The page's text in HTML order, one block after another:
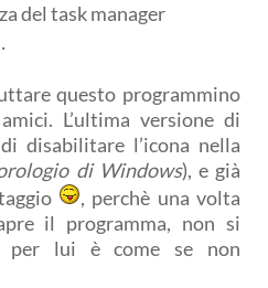
del task manager
questo programmino
L’ultima versione di
disabilitare l’icona nella
di Windows), e già
, perchè una volta
il programma, non si
per lui è come se non